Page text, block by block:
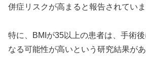
併症リスクが高まると報告されていま
特に、BMIが35以上の患者は、手術
なる可能性が高いという研究結果があ